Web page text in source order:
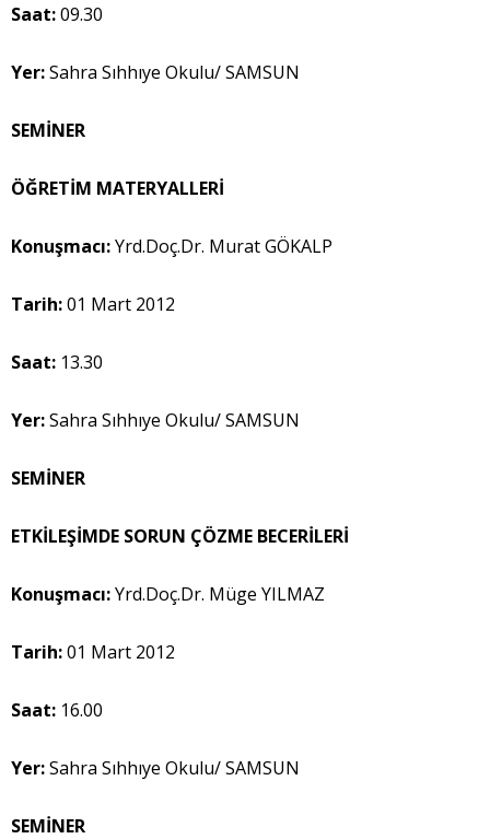
Saat:09.30
Yer:Sahra Sıhhıye Okulu/ SAMSUN
SEMİNER
ÖĞRETİM MATERYALLERİ
Konuşmacı:Yrd.Doç.Dr. Murat GÖKALP
Tarih:01 Mart 2012
Saat: 13.30
Yer:Sahra Sıhhıye Okulu/ SAMSUN
SEMİNER
ETKİLEŞİMDE SORUN ÇÖZME BECERİLERİ
Konuşmacı:Yrd.Doç.Dr. Müge YILMAZ
Tarih:01 Mart 2012
Saat: 16.00
Yer:Sahra Sıhhıye Okulu/ SAMSUN
SEMİNER